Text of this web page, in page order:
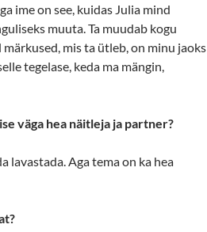
ime on see, kuidas Julia mind
muuta. Ta muudab kogu
mis ta ütleb, on minu jaoks
tegelase, keda ma mängin,
väga hea näitleja ja partner?
lavastada. Aga tema on ka hea